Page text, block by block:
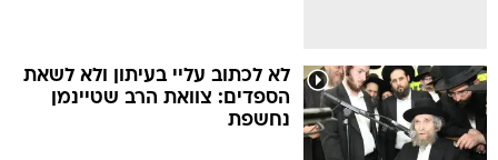
לא לכתוב עליי בעיתון ולא לשאת
הספדים: צוואת הרב שטיינמן
נחשפת